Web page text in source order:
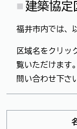
建築協定
福井市内では、
区域名をクリッ
覧いただけます
問い合わせ下さ